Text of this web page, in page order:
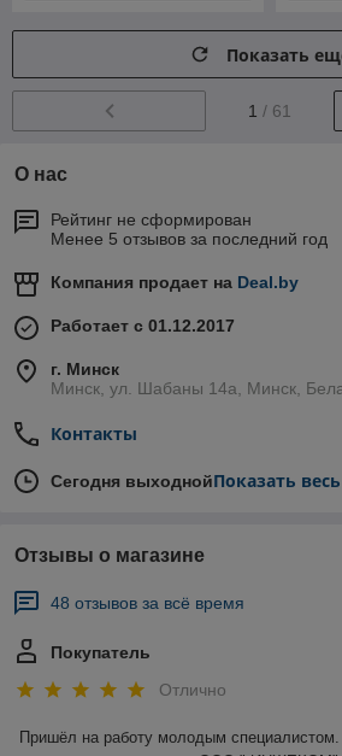
Показать
1 / 61
О нас
Рейтинг не сформирован
Менее 5 отзывов за последний год
Компания продает на Deal.by
Работает с 01.12.2017
г. Минск
Минск, ул. Шабаны 14а, Минск,
Контакты
Сегодня выходнойПоказать
Отзывы о магазине
48 отзывов за всё время
Покупатель
Отлично
Пришёл на работу молодым специалистом.